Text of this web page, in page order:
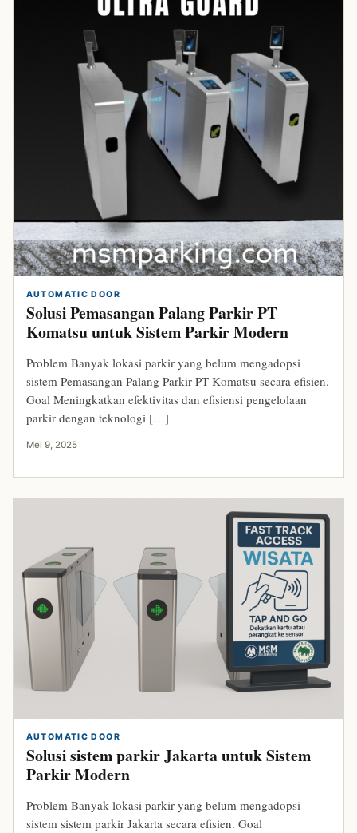
AUTOMATIC DOOR
Solusi Pemasangan Palang Parkir PT
Komatsu untuk Sistem Parkir Modern
Problem Banyak lokasi parkir yang belum mengadopsi
sistem Pemasangan Palang Parkir PT Komatsu secara efisien.
Goal Meningkatkan efektivitas dan efisiensi pengelolaan
parkir dengan teknologi […]
Mei 9, 2025
AUTOMATIC DOOR
Solusi sistem parkir Jakarta untuk Sistem
Parkir Modern
Problem Banyak lokasi parkir yang belum mengadopsi
sistem sistem parkir Jakarta secara efisien. Goal